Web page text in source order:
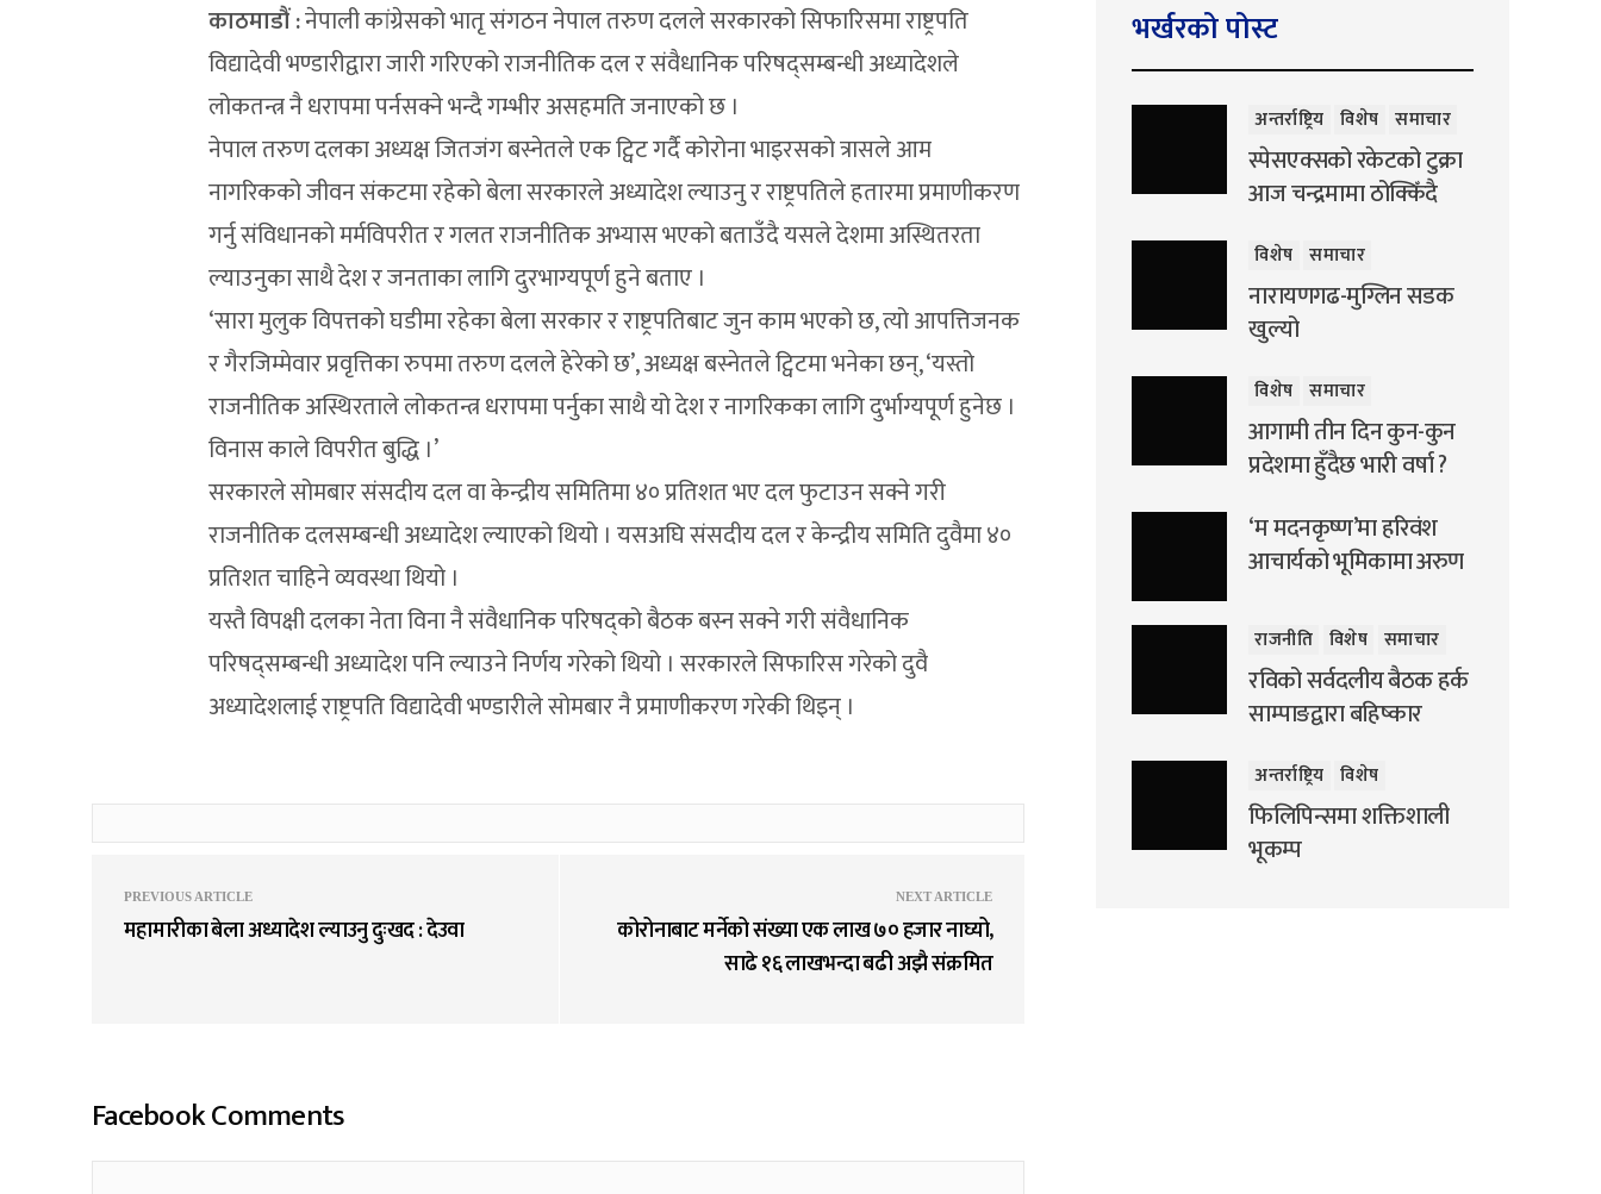
काठमाडौं :नेपाली कांग्रेसको भातृ संगठन नेपाल तरुण दलले सरकारको सिफारिसमा राष्ट्रपति
विद्यादेवी भण्डारीद्वारा जारी गरिएको राजनीतिक दल र संवैधानिक परिषद्सम्बन्धी अध्यादेशले
लोकतन्त्र नै धरापमा पर्नसक्ने भन्दै गम्भीर असहमति जनाएको छ ।
नेपाल तरुण दलका अध्यक्ष जितजंग बस्नेतले एक ट्विट गर्दै कोरोना भाइरसको त्रासले आम
नागरिकको जीवन संकटमा रहेको बेला सरकारले अध्यादेश ल्याउनु र राष्ट्रपतिले हतारमा प्रमाणीकरण
गर्नु संविधानको मर्मविपरीत र गलत राजनीतिक अभ्यास भएको बताउँदै यसले देशमा अस्थितरता
ल्याउनुका साथै देश र जनताका लागि दुरभाग्यपूर्ण हुने बताए ।
‘सारा मुलुक विपत्तको घडीमा रहेका बेला सरकार र राष्ट्रपतिबाट जुन काम भएको छ, त्यो आपत्तिजनक
र गैरजिम्मेवार प्रवृत्तिका रुपमा तरुण दलले हेरेको छ’, अध्यक्ष बस्नेतले ट्विटमा भनेका छन्, ‘यस्तो
राजनीतिक अस्थिरताले लोकतन्त्र धरापमा पर्नुका साथै यो देश र नागरिकका लागि दुर्भाग्यपूर्ण हुनेछ ।
विनास काले विपरीत बुद्धि ।’
सरकारले सोमबार संसदीय दल वा केन्द्रीय समितिमा ४० प्रतिशत भए दल फुटाउन सक्ने गरी
राजनीतिक दलसम्बन्धी अध्यादेश ल्याएको थियो । यसअघि संसदीय दल र केन्द्रीय समिति दुवैमा ४०
प्रतिशत चाहिने व्यवस्था थियो ।
यस्तै विपक्षी दलका नेता विना नै संवैधानिक परिषद्को बैठक बस्न सक्ने गरी संवैधानिक
परिषद्सम्बन्धी अध्यादेश पनि ल्याउने निर्णय गरेको थियो । सरकारले सिफारिस गरेको दुवै
अध्यादेशलाई राष्ट्रपति विद्यादेवी भण्डारीले सोमबार नै प्रमाणीकरण गरेकी थिइन् ।
PREVIOUS ARTICLE
महामारीका बेला अध्यादेश ल्याउनु दुःखद : देउवा
NEXT ARTICLE
कोरोनाबाट मर्नेको संख्या एक लाख ७० हजार नाघ्यो,
साढे १६ लाखभन्दा बढी अझै संक्रमित
Facebook Comments
भर्खरको पोस्ट
अन्तर्राष्ट्रिय विशेष समाचार
स्पेसएक्सको रकेटको टुक्रा
आज चन्द्रमामा ठोक्किँदै
विशेष समाचार
नारायणगढ-मुग्लिन सडक
खुल्यो
विशेष समाचार
आगामी तीन दिन कुन-कुन
प्रदेशमा हुँदैछ भारी वर्षा ?
‘म मदनकृष्ण’मा हरिवंश
आचार्यको भूमिकामा अरुण
राजनीति विशेष समाचार
रविको सर्वदलीय बैठक हर्क
साम्पाङद्वारा बहिष्कार
अन्तर्राष्ट्रिय विशेष
फिलिपिन्समा शक्तिशाली
भूकम्प